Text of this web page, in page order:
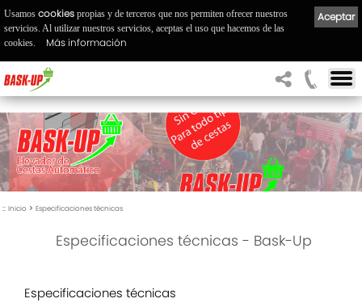
:: Inicio > Especificaciones técnicas
Especificaciones técnicas - Bask-Up
Especificaciones técnicas
Aceptar
Usamos cookies propias y de terceros que nos permiten ofrecer nuestros
servicios. Al utilizar nuestros servicios, aceptas el uso que hacemos de las
cookies.
Más información